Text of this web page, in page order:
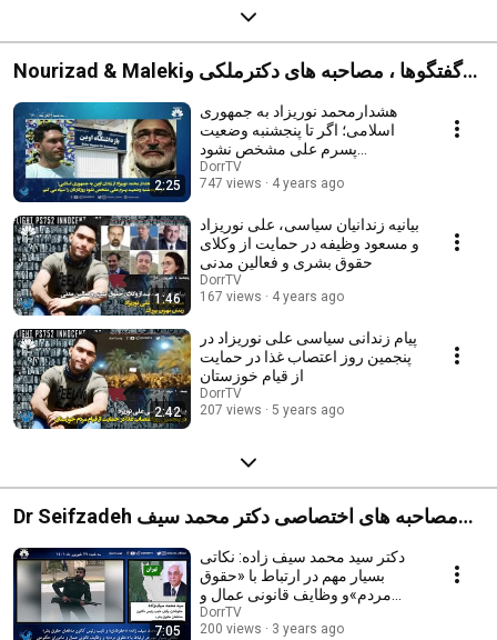
Nourizad & Malekiگفتگوها ، مصاحبه های دکترملکی و
محمد نوریزاد
2:25
هشدارمحمد نوریزاد به جمهوری
اسلامی؛ اگر تا پنجشنبه وضعیت
پسرم علی مشخص نشود
روزگارتان را سیاه می کنم
DorrTV
747 views
4 years ago
1:46
بیانیه زندانیان سیاسی، علی نوریزاد
و مسعود وظیفه در حمایت از وکلای
حقوق بشری و فعالین مدنی
DorrTV
167 views
4 years ago
2:42
پیام زندانی سیاسی علی نوریزاد در
پنجمین روز اعتصاب غذا در حمایت
از قیام خوزستان
DorrTV
207 views
5 years ago
Dr Seifzadeh مصاحبه های اختصاصی دکتر محمد سیف
زاده
7:05
دکتر سید محمد سیف زاده: نکاتی
بسیار مهم در ارتباط با «حقوق
مردم»و وظایف قانونی عمال و
ماموران حکومتی
DorrTV
200 views
3 years ago